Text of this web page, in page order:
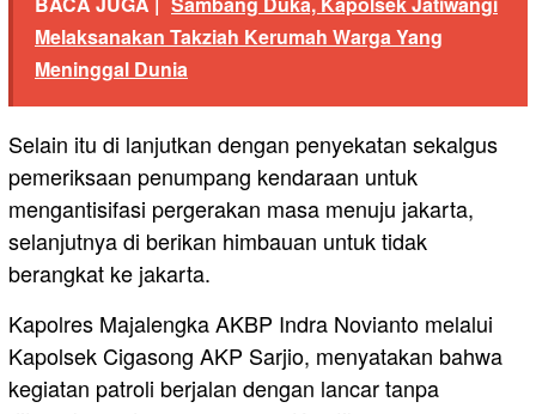
Melaksanakan Takziah Kerumah Warga Yang
Meninggal Dunia
Selain itu di lanjutkan dengan penyekatan sekalgus
pemeriksaan penumpang kendaraan untuk
mengantisifasi pergerakan masa menuju jakarta,
selanjutnya di berikan himbauan untuk tidak
berangkat ke jakarta.
Kapolres Majalengka AKBP Indra Novianto melalui
Kapolsek Cigasong AKP Sarjio, menyatakan bahwa
kegiatan patroli berjalan dengan lancar tanpa